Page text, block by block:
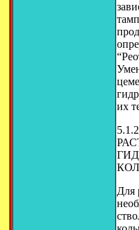
их
Для